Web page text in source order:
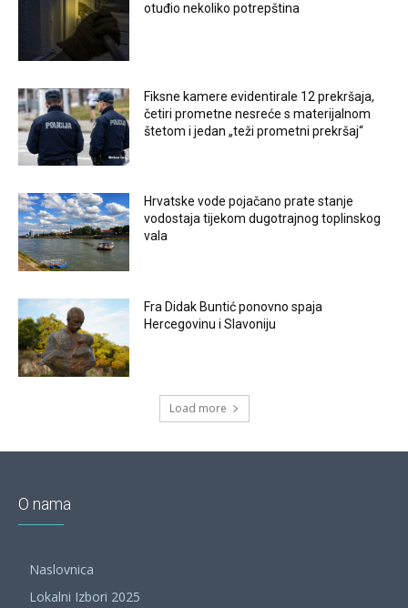
otuđio nekoliko potrepština
Fiksne kamere evidentirale 12 prekršaja,
četiri prometne nesreće s materijalnom
štetom i jedan „teži prometni prekršaj“
Hrvatske vode pojačano prate stanje
vodostaja tijekom dugotrajnog toplinskog
vala
Fra Didak Buntić ponovno spaja
Hercegovinu i Slavoniju
Load more
O nama
Naslovnica
Lokalni Izbori 2025